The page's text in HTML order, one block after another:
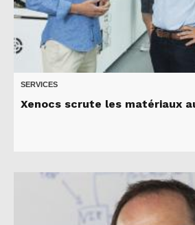
SERVICES
Xenocs scrute les matériaux